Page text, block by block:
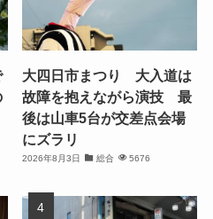
大四日市まつり 大入道は
故障を抱えながら演技 最
後は山車5台が交差点会場
にズラリ
2026年8月3日 総合 5676